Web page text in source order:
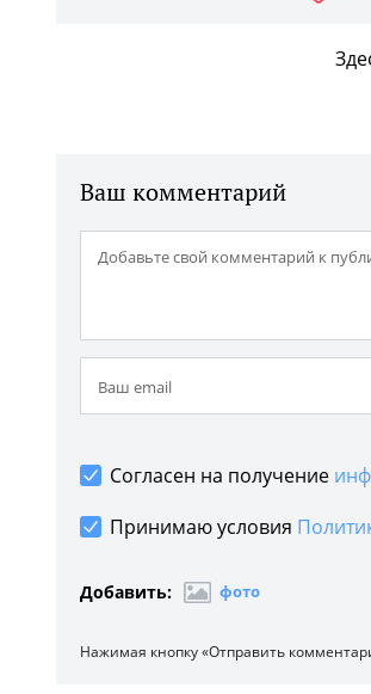
Ваш комментарий
Согласен на получение
Принимаю условия
Добавить: фото
Нажимая кнопку «Отправить